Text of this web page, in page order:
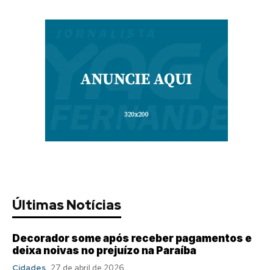
Últimas Notícias
Decorador some após receber pagamentos e
deixa noivas no prejuízo na Paraíba
Cidades 27 de abril de 2026